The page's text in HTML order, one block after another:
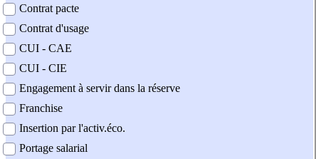
Contrat pacte
Contrat d'usage
CUI - CAE
CUI - CIE
Engagement à servir dans la réserve
Franchise
Insertion par l'activ.éco.
Portage salarial